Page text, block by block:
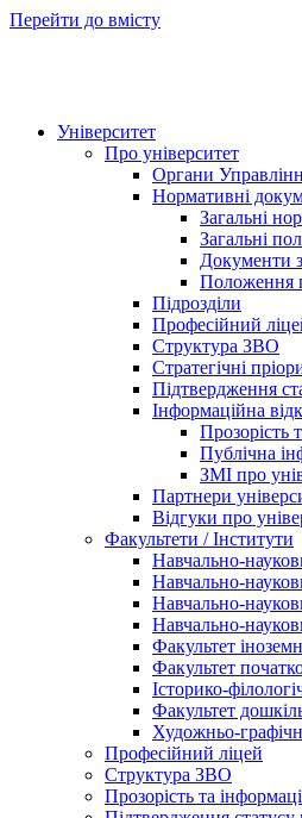
Перейти до вмісту
Університет
Про університет
Органи
Нормативні
Загальні
Загальні
Документи з
Положення
Підрозділи
Професійний
Структура ЗВО
Стратегічні
Підтвердження
Інформаційна
Прозорість
Публічна
ЗМІ про
Партнери
Відгуки про
Факультети / Інститути
Навчально-
Навчально-
Навчально-
Навчально-
Факультет
Факультет
Історико-
Факультет
Художньо-
Професійний ліцей
Структура ЗВО
Прозорість та